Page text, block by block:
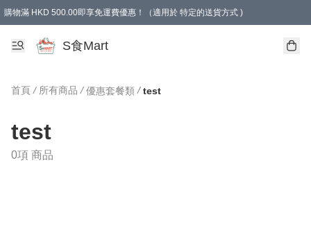
購物滿 HKD 500.00即享免運費優惠！（適用於 特定的送貨方式 )
S食Mart
首頁 / 所有商品 / 優惠套餐類 / test
test
0項 商品